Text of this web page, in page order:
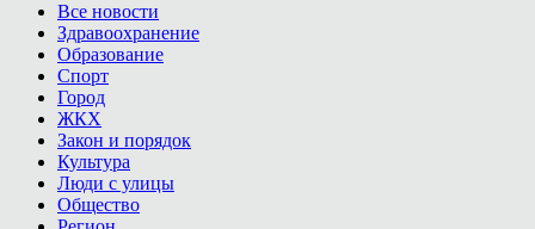
Все новости
Здравоохранение
Образование
Спорт
Город
ЖКХ
Закон и порядок
Культура
Люди с улицы
Общество